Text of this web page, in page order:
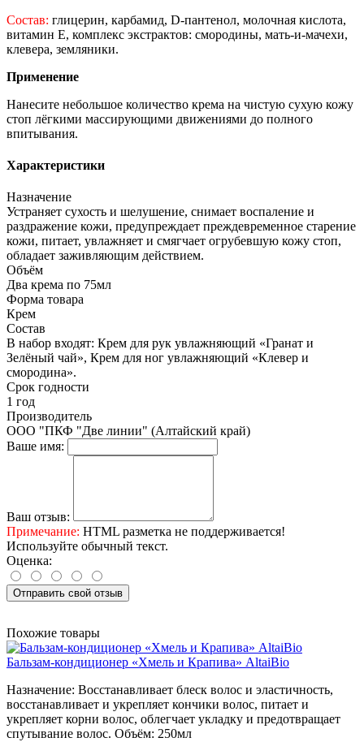
Состав: глицерин, карбамид, D-пантенол, молочная кислота,
витамин Е, комплекс экстрактов: смородины, мать-и-мачехи,
клевера, земляники.
Применение
Нанесите небольшое количество крема на чистую сухую кожу
стоп лёгкими массирующими движениями до полного
впитывания.
Характеристики
Назначение
Устраняет сухость и шелушение, снимает воспаление и
раздражение кожи, предупреждает преждевременное старение
кожи, питает, увлажняет и смягчает огрубевшую кожу стоп,
обладает заживляющим действием.
Объём
Два крема по 75мл
Форма товара
Крем
Состав
В набор входят: Крем для рук увлажняющий «Гранат и
Зелёный чай», Крем для ног увлажняющий «Клевер и
смородина».
Срок годности
1 год
Производитель
ООО "ПКФ "Две линии" (Алтайский край)
Ваше имя:
Ваш отзыв:
Примечание: HTML разметка не поддерживается!
Используйте обычный текст.
Оценка:
Отправить свой отзыв
Похожие товары
Бальзам-кондиционер «Хмель и Крапива» AltaiBio
Назначение: Восстанавливает блеск волос и эластичность,
восстанавливает и укрепляет кончики волос, питает и
укрепляет корни волос, облегчает укладку и предотвращает
спутывание волос. Объём: 250мл